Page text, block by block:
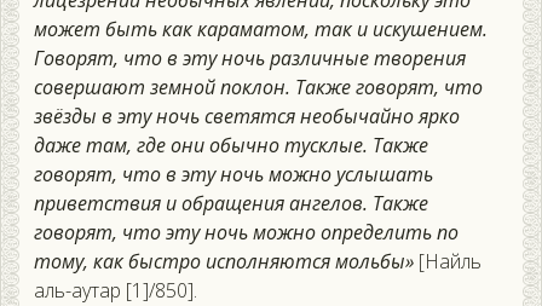
может быть как караматом, так и искушением.
Говорят, что в эту ночь различные творения
совершают земной поклон. Также говорят, что
звёзды в эту ночь светятся необычайно ярко
даже там, где они обычно тусклые. Также
говорят, что в эту ночь можно услышать
приветствия и обращения ангелов. Также
говорят, что эту ночь можно определить по
тому, как быстро исполняются мольбы» [Найль
аль-аутар [1]/850].